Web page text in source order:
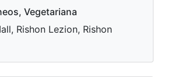
Vegetariana
Rishon Lezion, Rishon